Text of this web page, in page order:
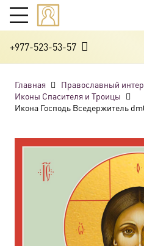
+977-523-53-57
Главная
Православный
Иконы Спасителя и Троицы
Икона Господь Вседержитель